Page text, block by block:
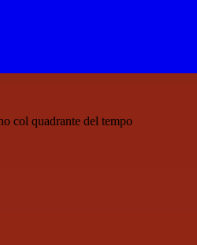
col quadrante del tempo